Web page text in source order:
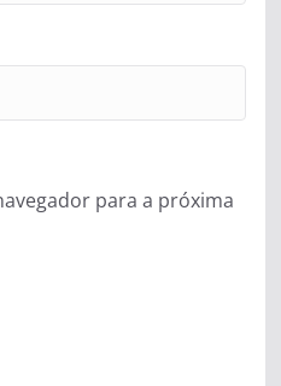
para a próxima